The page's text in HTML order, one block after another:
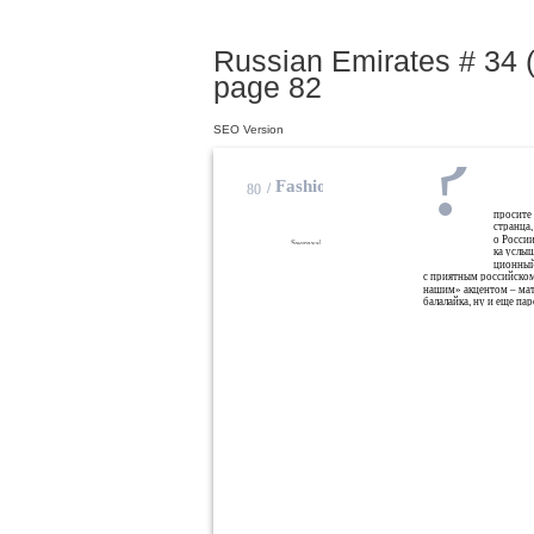
Russian Emirates # 34
page 82
?
о
ка
с приятным
нашим» акцентом –
балалайка, ну и еще
Swarovski
80 / Fashion
SEO Version